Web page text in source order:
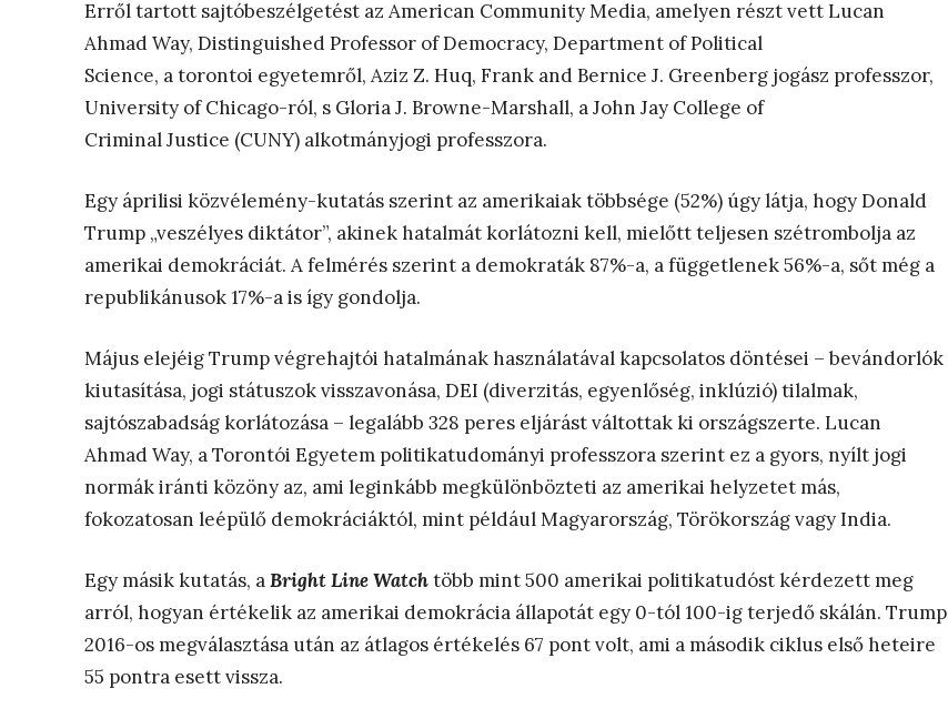
Erről tartott sajtóbeszélgetést az American Community Media, amelyen részt vett Lucan
Ahmad Way, Distinguished Professor of Democracy, Department of Political
Science, a torontoi egyetemről, Aziz Z. Huq, Frank and Bernice J. Greenberg jogász professzor,
University of Chicago-ról, s Gloria J. Browne-Marshall, a John Jay College of
Criminal Justice (CUNY) alkotmányjogi professzora.
Egy áprilisi közvélemény-kutatás szerint az amerikaiak többsége (52%) úgy látja, hogy Donald
Trump „veszélyes diktátor”, akinek hatalmát korlátozni kell, mielőtt teljesen szétrombolja az
amerikai demokráciát. A felmérés szerint a demokraták 87%-a, a függetlenek 56%-a, sőt még a
republikánusok 17%-a is így gondolja.
Május elejéig Trump végrehajtói hatalmának használatával kapcsolatos döntései – bevándorlók
kiutasítása, jogi státuszok visszavonása, DEI (diverzitás, egyenlőség, inklúzió) tilalmak,
sajtószabadság korlátozása – legalább 328 peres eljárást váltottak ki országszerte. Lucan
Ahmad Way, a Torontói Egyetem politikatudományi professzora szerint ez a gyors, nyílt jogi
normák iránti közöny az, ami leginkább megkülönbözteti az amerikai helyzetet más,
fokozatosan leépülő demokráciáktól, mint például Magyarország, Törökország vagy India.
Egy másik kutatás, aBright Line Watchtöbb mint 500 amerikai politikatudóst kérdezett meg
arról, hogyan értékelik az amerikai demokrácia állapotát egy 0-tól 100-ig terjedő skálán. Trump
2016-os megválasztása után az átlagos értékelés 67 pont volt, ami a második ciklus első heteire
55 pontra esett vissza.